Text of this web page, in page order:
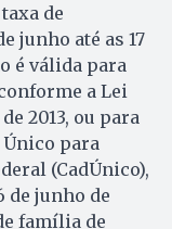
de
junho até as 17
é válida para
a Lei
2013, ou para
para
(CadÚnico),
de junho de
família de